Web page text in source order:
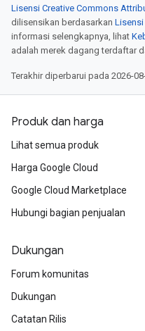
Lisensi Creative Commons
dilisensikan berdasarkan
informasi selengkapnya, lihat
adalah merek dagang terdaftar
Terakhir diperbarui pada 2026-
Produk dan harga
Lihat semua produk
Harga Google Cloud
Google Cloud Marketplace
Hubungi bagian penjualan
Dukungan
Forum komunitas
Dukungan
Catatan Rilis